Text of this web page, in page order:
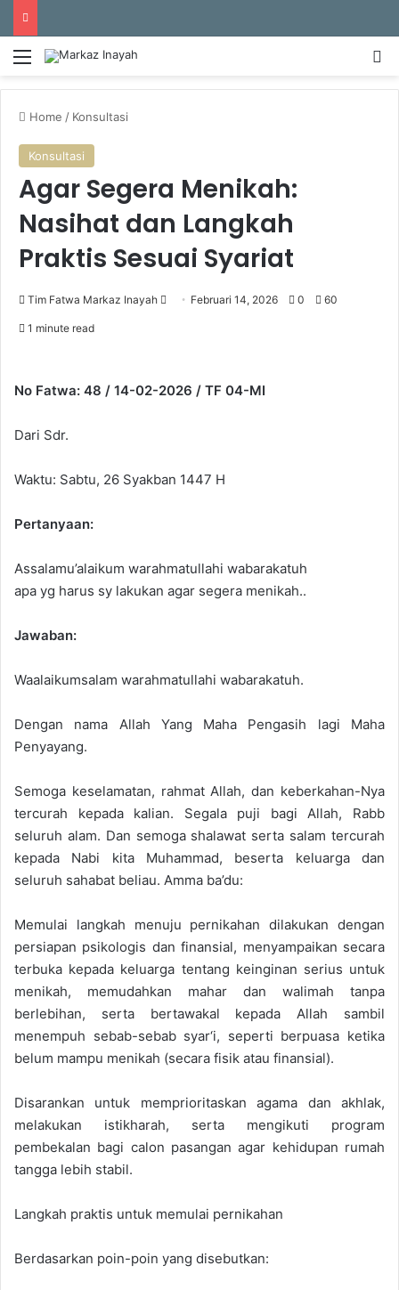
Menu
Home / Konsultasi
Konsultasi
Agar Segera Menikah:
Nasihat dan Langkah
Praktis Sesuai Syariat
Tim Fatwa Markaz Inayah
a
Februari 14, 2026 0 60
1 minute read
No Fatwa: 48 / 14-02-2026 / TF 04-MI
Dari Sdr.
Waktu: Sabtu, 26 Syakban 1447 H
Pertanyaan:
Assalamu’alaikum warahmatullahi wabarakatuh
apa yg harus sy lakukan agar segera menikah..
Jawaban:
Waalaikumsalam warahmatullahi wabarakatuh.
Dengan nama Allah Yang Maha Pengasih lagi Maha
Penyayang.
Semoga keselamatan, rahmat Allah, dan keberkahan-Nya
tercurah kepada kalian. Segala puji bagi Allah, Rabb
seluruh alam. Dan semoga shalawat serta salam tercurah
kepada Nabi kita Muhammad, beserta keluarga dan
seluruh sahabat beliau. Amma ba’du:
Memulai langkah menuju pernikahan dilakukan dengan
persiapan psikologis dan finansial, menyampaikan secara
terbuka kepada keluarga tentang keinginan serius untuk
menikah, memudahkan mahar dan walimah tanpa
berlebihan, serta bertawakal kepada Allah sambil
menempuh sebab-sebab syar‘i, seperti berpuasa ketika
belum mampu menikah (secara fisik atau finansial).
Disarankan untuk memprioritaskan agama dan akhlak,
melakukan istikharah, serta mengikuti program
pembekalan bagi calon pasangan agar kehidupan rumah
tangga lebih stabil.
Langkah praktis untuk memulai pernikahan
Berdasarkan poin-poin yang disebutkan: